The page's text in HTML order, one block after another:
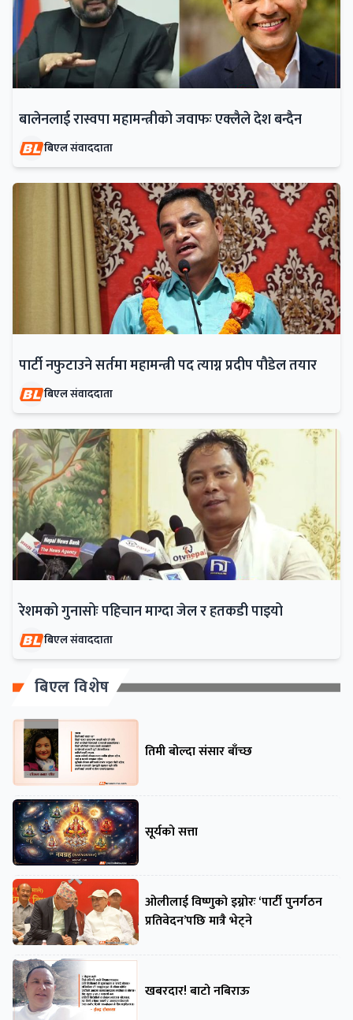
बालेनलाई रास्वपा महामन्त्रीको जवाफः एक्लैले देश बन्दैन
बिएल संवाददाता
पार्टी नफुटाउने सर्तमा महामन्त्री पद त्याग्न प्रदीप पौडेल तयार
बिएल संवाददाता
रेशमको गुनासोः पहिचान माग्दा जेल र हतकडी पाइयो
बिएल संवाददाता
बिएल विशेष
तिमी बोल्दा संसार बाँच्छ
सूर्यको सत्ता
ओलीलाई विष्णुको इग्नोरः ‘पार्टी पुनर्गठन
प्रतिवेदन’पछि मात्रै भेट्ने
खबरदार! बाटो नबिराऊ